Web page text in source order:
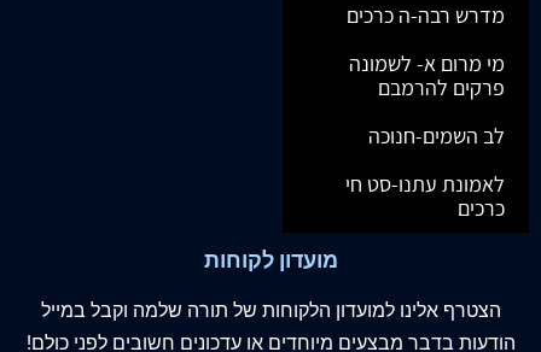
מדרש רבה-ה כרכים
מי מרום א- לשמונה
פרקים להרמבם
לב השמים-חנוכה
לאמונת עתנו-סט חי
כרכים
מועדון לקוחות
הצטרף אלינו למועדון הלקוחות של תורה שלמה וקבל במייל
הודעות בדבר מבצעים מיוחדים או עדכונים חשובים לפני כולם!